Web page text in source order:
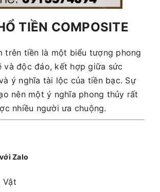
TIỀN COMPOSITE
trên tiền là một biểu tượng phong
và độc đáo, kết hợp giữa sức
ý nghĩa tài lộc của tiền bạc. Sự
nên một ý nghĩa phong thủy rất
nhiều người ưa chuộng.
Zalo
Vật